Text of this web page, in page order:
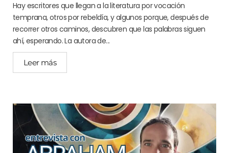
Hay escritores que llegan a la literatura por vocación
temprana, otros por rebeldía, y algunos porque, después de
recorrer otros caminos, descubren que las palabras siguen
ahí, esperando. La autora de...
Leer más